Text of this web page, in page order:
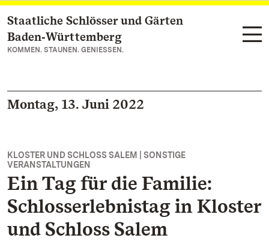
Zum Hauptinhalt springen
Staatliche Schlösser und Gärten
Baden‑Württemberg
KOMMEN. STAUNEN. GENIESSEN.
Montag, 13. Juni 2022
KLOSTER UND SCHLOSS SALEM | SONSTIGE
VERANSTALTUNGEN
Ein Tag für die Familie:
Schlosserlebnistag in Kloster
und Schloss Salem